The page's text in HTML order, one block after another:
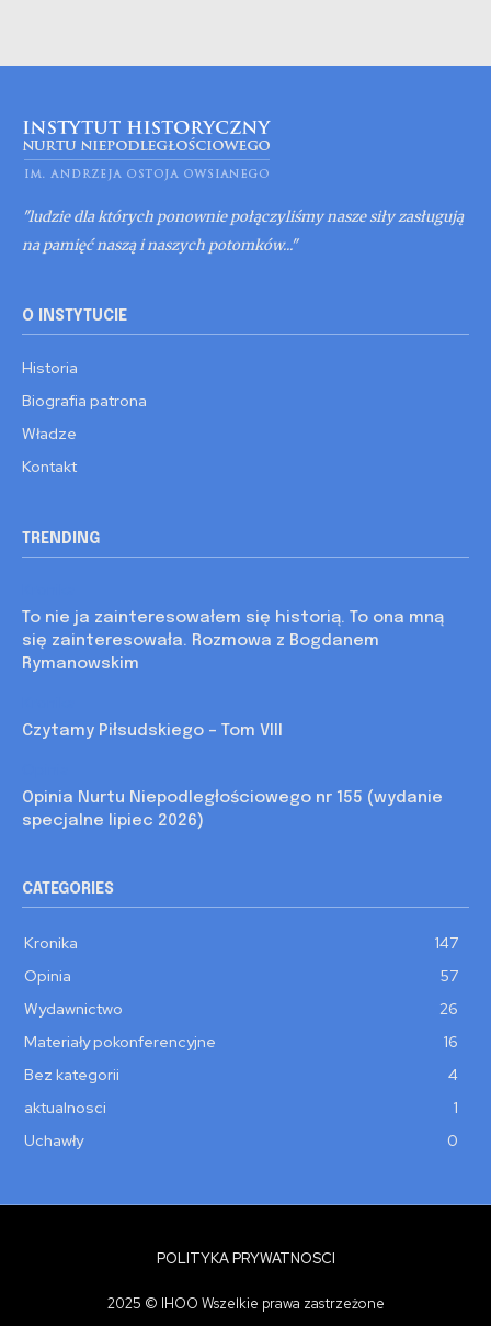
"ludzie dla których ponownie połączyliśmy nasze siły zasługują
na pamięć naszą i naszych potomków..."
O INSTYTUCIE
Historia
Biografia patrona
Władze
Kontakt
TRENDING
To nie ja zainteresowałem się historią. To ona mną
się zainteresowała. Rozmowa z Bogdanem
Rymanowskim
Czytamy Piłsudskiego – Tom VIII
Opinia Nurtu Niepodległościowego nr 155 (wydanie
specjalne lipiec 2026)
CATEGORIES
Kronika
147
Opinia
57
Wydawnictwo
26
Materiały pokonferencyjne
16
Bez kategorii
4
aktualnosci
1
Uchawły
0
POLITYKA PRYWATNOSCI
2025 © IHOO Wszelkie prawa zastrzeżone